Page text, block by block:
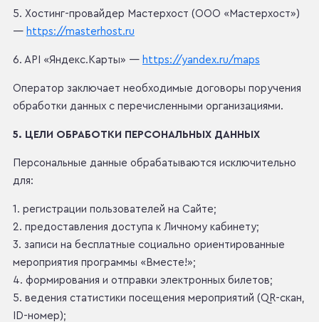
5. Хостинг-провайдер Мастерхост (ООО «Мастерхост»)
— https://masterhost.ru
6. API «Яндекс.Карты» — https://yandex.ru/maps
Оператор заключает необходимые договоры поручения
обработки данных с перечисленными организациями.
5. ЦЕЛИ ОБРАБОТКИ ПЕРСОНАЛЬНЫХ ДАННЫХ
Персональные данные обрабатываются исключительно
для:
1. регистрации пользователей на Сайте;
2. предоставления доступа к Личному кабинету;
3. записи на бесплатные социально ориентированные
мероприятия программы «Вместе!»;
4. формирования и отправки электронных билетов;
5. ведения статистики посещения мероприятий (QR-скан,
ID-номер);